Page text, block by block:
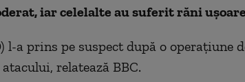
iar celelalte au suferit răni
l-a prins pe suspect după o operațiune
relatează BBC.